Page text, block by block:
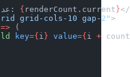
>عدد مرات التصيير: {renderCount.current}
grid-cols-10 gap-2"
) =>
(
key={ i value={ i